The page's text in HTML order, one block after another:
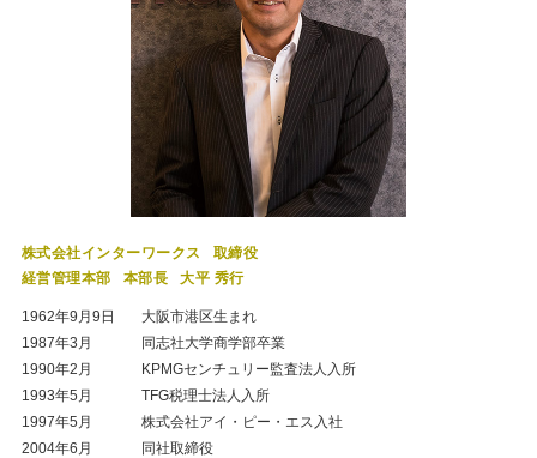
株式会社インターワークス
取締役
経営管理本部
本部長 大平 秀行
1962年9月9日
大阪市港区生まれ
1987年3月
同志社大学商学部卒業
1990年2月
KPMGセンチュリー監査法人入所
1993年5月
TFG税理士法人入所
1997年5月
株式会社アイ・ピー・エス入社
2004年6月
同社取締役